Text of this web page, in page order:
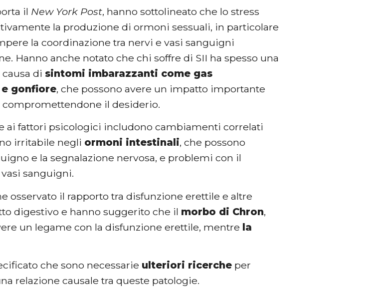
il New York Post, hanno sottolineato che lo stress
la produzione di ormoni sessuali, in particolare
la coordinazione tra nervi e vasi sanguigni
Hanno anche notato che chi soffre di SII ha spesso una
di sintomi imbarazzanti come gas
gonfiore, che possono avere un impatto importante
compromettendone il desiderio.
ai fattori psicologici includono cambiamenti correlati
irritabile negli ormoni intestinali, che possono
e la segnalazione nervosa, e problemi con il
sanguigni.
osservato il rapporto tra disfunzione erettile e altre
digestivo e hanno suggerito che il morbo di Chron,
un legame con la disfunzione erettile, mentre la
che sono necessarie ulteriori ricerche per
relazione causale tra queste patologie.